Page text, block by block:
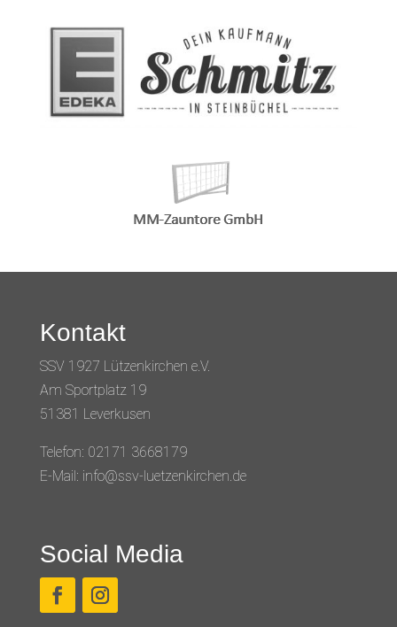
Kontakt
SSV 1927 Lützenkirchen e.V.
Am Sportplatz 19
51381 Leverkusen
Telefon: 02171 3668179
E-Mail: info@ssv-luetzenkirchen.de
Social Media